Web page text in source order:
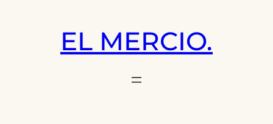
EL MERCIO.